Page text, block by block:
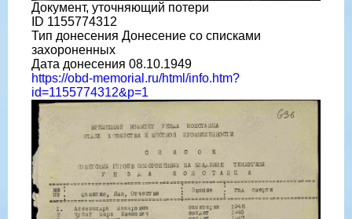
Документ, уточняющий потери
ID 1155774312
Тип донесения Донесение со списками
захороненных
Дата донесения 08.10.1949
https://obd-memorial.ru/html/info.htm?
id=1155774312&p=1